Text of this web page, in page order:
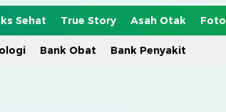
Sehat True Story Asah Otak Foto
Bank Obat Bank Penyakit